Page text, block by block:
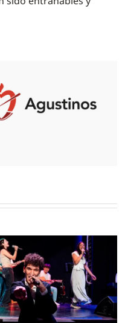
Los perrunos
colegiales del